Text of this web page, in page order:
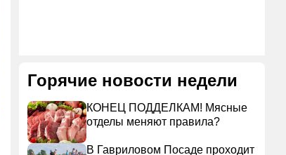
Горячие новости недели
КОНЕЦ ПОДДЕЛКАМ! Мясные
отделы меняют правила?
В Гавриловом Посаде проходит